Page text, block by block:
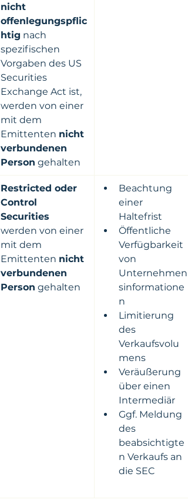
nicht
offenlegungspflic
htig nach
spezifischen
Vorgaben des US
Securities
Exchange Act ist,
werden von einer
mit dem
Emittenten nicht
verbundenen
Person gehalten
Restricted oder
Control
Securities
werden von einer
mit dem
Emittenten nicht
verbundenen
Person gehalten
​​Beachtung
einer
Haltefrist
Öffentliche
Verfügbarkeit
von
Unternehmen
sinformatione
n
Limitierung
des
Verkaufsvolu
mens
Veräußerung
über einen
Intermediär
Ggf. Meldung
des
beabsichtigte
n Verkaufs an
die SEC